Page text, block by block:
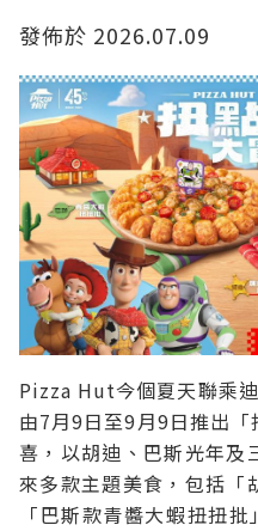
發佈於 2026.07.09
Pizza Hut今個夏天聯乘
由7月9日至9月9日推出
喜，以胡迪、巴斯光年及
來多款主題美食，包括「
「巴斯款青醬大蝦扭扭